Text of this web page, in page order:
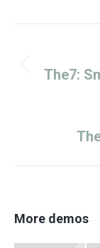
The7:
More demos